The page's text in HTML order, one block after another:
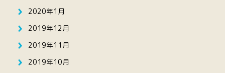
2020年1月
2019年12月
2019年11月
2019年10月